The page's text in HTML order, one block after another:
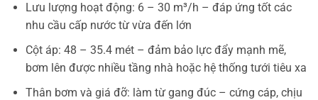
Lưu lượng hoạt động: 6 – 30 m³/h – đáp ứng tốt các
nhu cầu cấp nước từ vừa đến lớn
Cột áp: 48 – 35.4 mét – đảm bảo lực đẩy mạnh mẽ,
bơm lên được nhiều tầng nhà hoặc hệ thống tưới tiêu xa
Thân bơm và giá đỡ: làm từ gang đúc – cứng cáp, chịu